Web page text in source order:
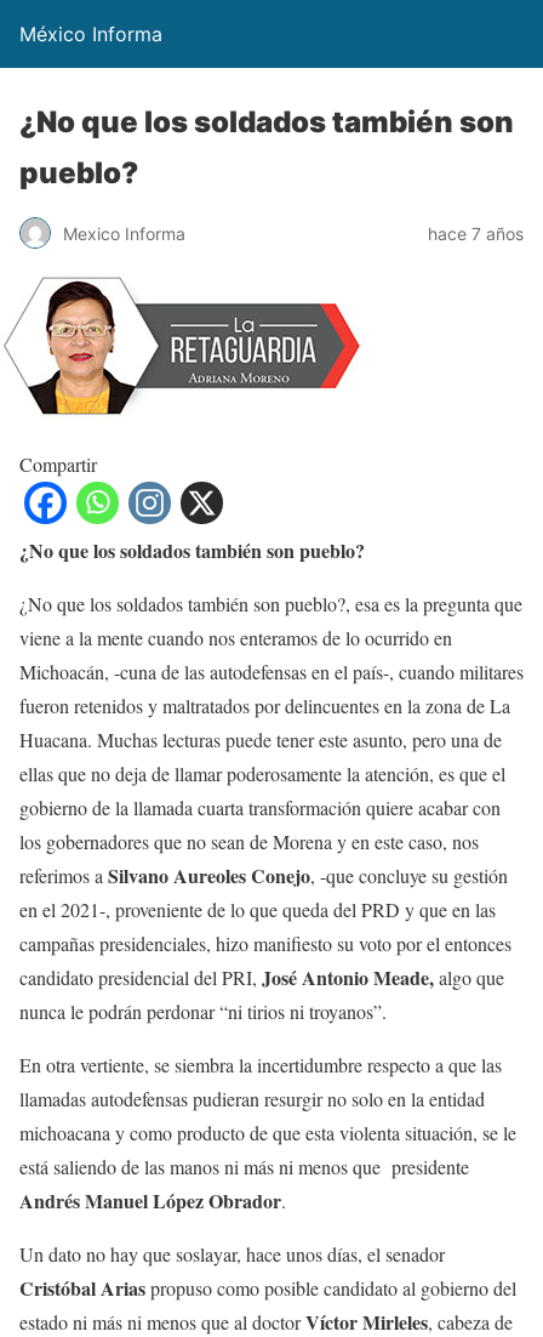
México Informa
¿No que los soldados también son
pueblo?
Mexico Informa hace 7 años
Compartir
¿No que los soldados también son pueblo?
¿No que los soldados también son pueblo?, esa es la pregunta que
viene a la mente cuando nos enteramos de lo ocurrido en
Michoacán, -cuna de las autodefensas en el país-, cuando militares
fueron retenidos y maltratados por delincuentes en la zona de La
Huacana. Muchas lecturas puede tener este asunto, pero una de
ellas que no deja de llamar poderosamente la atención, es que el
gobierno de la llamada cuarta transformación quiere acabar con
los gobernadores que no sean de Morena y en este caso, nos
referimos a Silvano Aureoles Conejo, -que concluye su gestión
en el 2021-, proveniente de lo que queda del PRD y que en las
campañas presidenciales, hizo manifiesto su voto por el entonces
candidato presidencial del PRI, José Antonio Meade,algo que
nunca le podrán perdonar “ni tirios ni troyanos”.
En otra vertiente, se siembra la incertidumbre respecto a que las
llamadas autodefensas pudieran resurgir no solo en la entidad
michoacana y como producto de que esta violenta situación, se le
está saliendo de las manos ni más ni menos que presidente
Andrés Manuel López Obrador.
Un dato no hay que soslayar, hace unos días, el senador
Cristóbal Ariaspropuso como posible candidato al gobierno del
estado ni más ni menos que al doctorVíctor Mirleles, cabeza de